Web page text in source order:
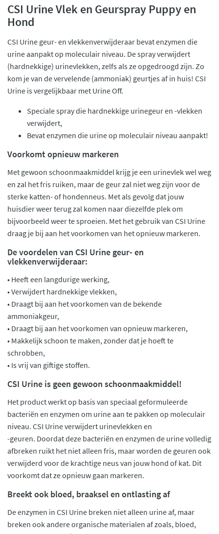
CSI Urine Vlek en Geurspray Puppy en
Hond
CSI Urine geur- en vlekkenverwijderaar bevat enzymen die
urine aanpakt op moleculair niveau. De spray verwijdert
(hardnekkige) urinevlekken, zelfs als ze opgedroogd zijn. Zo
kom je van de vervelende (ammoniak) geurtjes af in huis! CSI
Urine is vergelijkbaar met Urine Off.
Speciale spray die hardnekkige urinegeur en -vlekken
verwijdert,
Bevat enzymen die urine op moleculair niveau aanpakt!
Voorkomt opnieuw markeren
Met gewoon schoonmaakmiddel krijg je een urinevlek wel weg
en zal het fris ruiken, maar de geur zal niet weg zijn voor de
sterke katten- of hondenneus. Met als gevolg dat jouw
huisdier weer terug zal komen naar diezelfde plek om
bijvoorbeeld weer te sproeien. Met het gebruik van CSI Urine
draag je bij aan het voorkomen van het opnieuw markeren.
De voordelen van CSI Urine geur- en
vlekkenverwijderaar:
• Heeft een langdurige werking,
• Verwijdert hardnekkige vlekken,
• Draagt bij aan het voorkomen van de bekende
ammoniakgeur,
• Draagt bij aan het voorkomen van opnieuw markeren,
• Makkelijk schoon te maken, zonder dat je hoeft te
schrobben,
• Is vrij van giftige stoffen.
CSI Urine is geen gewoon schoonmaakmiddel!
Het product werkt op basis van speciaal geformuleerde
bacteriën en enzymen om urine aan te pakken op moleculair
niveau. CSI Urine verwijdert urinevlekken en
-geuren. Doordat deze bacteriën en enzymen de urine volledig
afbreken ruikt het niet alleen fris, maar worden de geuren ook
verwijderd voor de krachtige neus van jouw hond of kat. Dit
voorkomt dat ze opnieuw gaan markeren.
Breekt ook bloed, braaksel en ontlasting af
De enzymen in CSI Urine breken niet alleen urine af, maar
breken ook andere organische materialen af zoals, bloed,